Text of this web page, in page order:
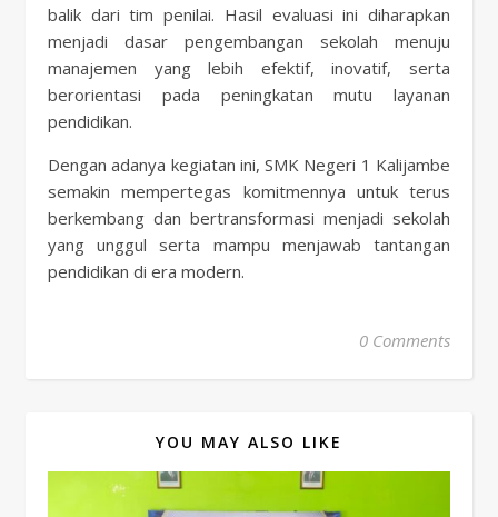
balik dari tim penilai. Hasil evaluasi ini diharapkan
menjadi dasar pengembangan sekolah menuju
manajemen yang lebih efektif, inovatif, serta
berorientasi pada peningkatan mutu layanan
pendidikan.
Dengan adanya kegiatan ini, SMK Negeri 1 Kalijambe
semakin mempertegas komitmennya untuk terus
berkembang dan bertransformasi menjadi sekolah
yang unggul serta mampu menjawab tantangan
pendidikan di era modern.
0 Comments
YOU MAY ALSO LIKE